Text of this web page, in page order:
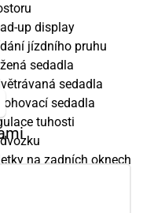
up display
jízdního pruhu
sedadla
sedadla
sedadla
tuhosti
na zadních oknech